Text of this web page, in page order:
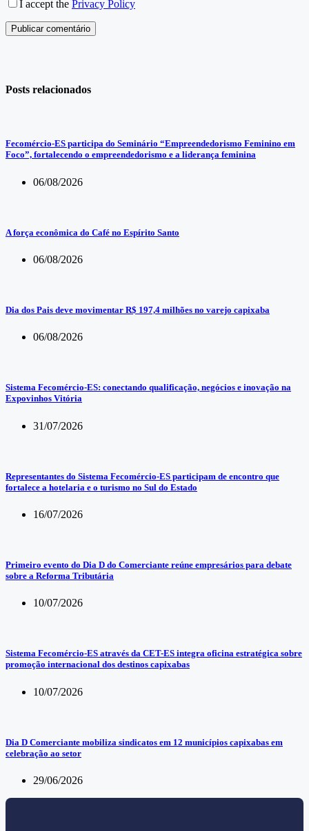
I accept the Privacy Policy
Publicar comentário
Posts relacionados
Fecomércio-ES participa do Seminário “Empreendedorismo Feminino em
Foco”, fortalecendo o empreendedorismo e a liderança feminina
06/08/2026
A força econômica do Café no Espírito Santo
06/08/2026
Dia dos Pais deve movimentar R$ 197,4 milhões no varejo capixaba
06/08/2026
Sistema Fecomércio-ES: conectando qualificação, negócios e inovação na
Expovinhos Vitória
31/07/2026
Representantes do Sistema Fecomércio-ES participam de encontro que
fortalece a hotelaria e o turismo no Sul do Estado
16/07/2026
Primeiro evento do Dia D do Comerciante reúne empresários para debate
sobre a Reforma Tributária
10/07/2026
Sistema Fecomércio-ES através da CET-ES integra oficina estratégica sobre
promoção internacional dos destinos capixabas
10/07/2026
Dia D Comerciante mobiliza sindicatos em 12 municípios capixabas em
celebração ao setor
29/06/2026